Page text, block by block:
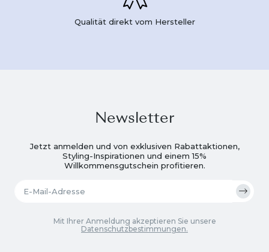
Qualität direkt vom Hersteller
Newsletter
Jetzt anmelden und von exklusiven Rabattaktionen,
Styling-Inspirationen und einem 15%
Willkommensgutschein profitieren.
Mit Ihrer Anmeldung akzeptieren Sie unsere
Datenschutzbestimmungen.